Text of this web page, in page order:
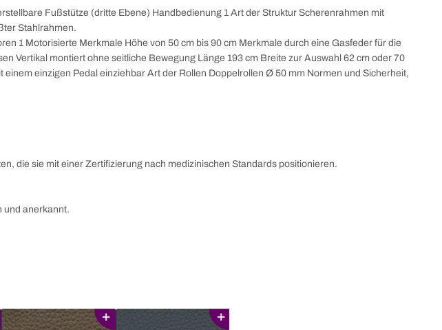
Fußstütze (dritte Ebene) Handbedienung 1 Art der Struktur Scherenrahmen mit
Stahlrahmen.
1 Motorisierte Merkmale Höhe von 50 cm bis 90 cm Merkmale durch eine Gasfeder für die
Vertikal montiert ohne seitliche Bewegung Länge 193 cm Breite zur Auswahl 62 cm oder 70
einzigen Pedal einziehbar Art der Rollen Doppelrollen Ø 50 mm Normen und Sicherheit,
die sie mit einer Zertifizierung nach medizinischen Standards positionieren.
und anerkannt.